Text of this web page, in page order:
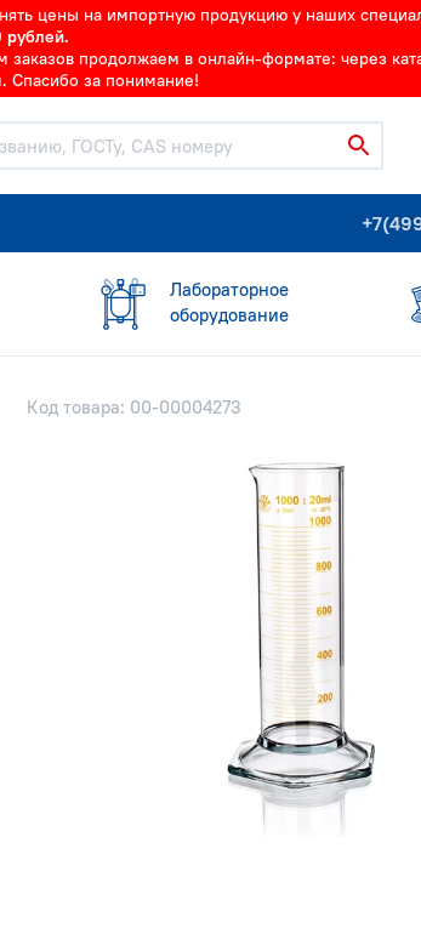
цены на импортную продукцию у наших
рублей.
продолжаем в онлайн-формате: через
Спасибо за понимание!
Лабораторное
оборудование
Код товара: 00-00004273